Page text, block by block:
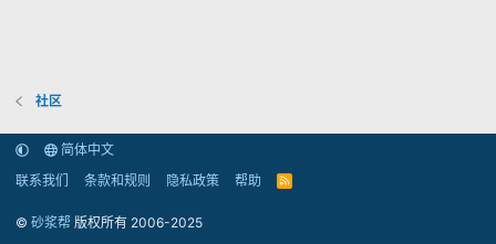
社区
简体中文
联系我们
条款和规则 隐私政策 帮助
R
© 砂浆帮 版权所有 2006-2025